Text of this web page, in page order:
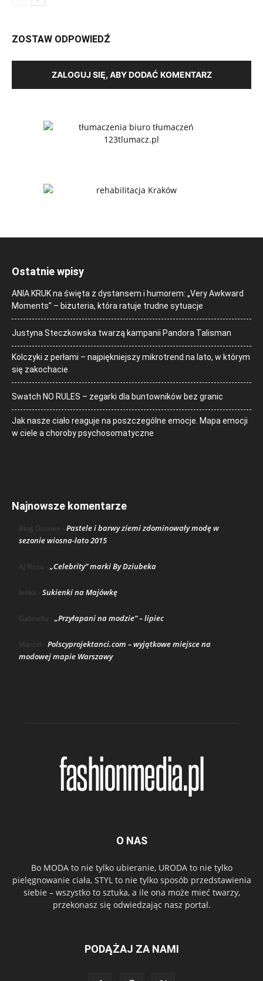
ZOSTAW ODPOWIEDŹ
ZALOGUJ SIĘ, ABY DODAĆ KOMENTARZ
Ostatnie wpisy
ANIA KRUK na święta z dystansem i humorem: „Very Awkward
Moments” – biżuteria, która ratuje trudne sytuacje
Justyna Steczkowska twarzą kampanii Pandora Talisman
Kolczyki z perłami – najpiękniejszy mikrotrend na lato, w którym
się zakochacie
Swatch NO RULES – zegarki dla buntowników bez granic
Jak nasze ciało reaguje na poszczególne emocje. Mapa emocji
w ciele a choroby psychosomatyczne
Najnowsze komentarze
Blog Ozonee - Pastele i barwy ziemi zdominowały modę w
sezonie wiosna-lato 2015
AJ Risso - „Celebrity” marki By Dziubeka
lenka - Sukienki na Majówkę
Gabriella - „Przyłapani na modzie” – lipiec
Marcin - Polscyprojektanci.com – wyjątkowe miejsce na
modowej mapie Warszawy
O NAS
Bo MODA to nie tylko ubieranie, URODA to nie tylko
pielęgnowanie ciała, STYL to nie tylko sposób przedstawienia
siebie – wszystko to sztuka, a ile ona może mieć twarzy,
przekonasz się odwiedzając nasz portal.
PODĄŻAJ ZA NAMI